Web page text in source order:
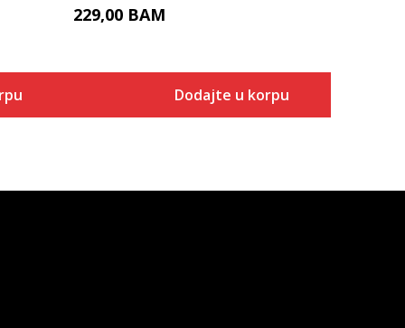
229,00 BAM
Dodajte u korpu